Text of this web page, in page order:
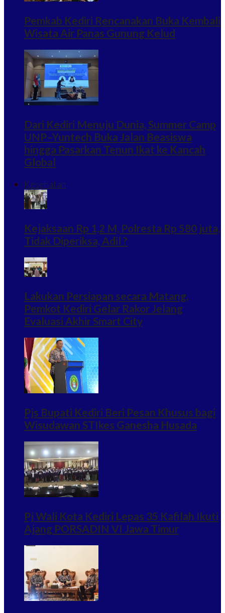
Pemkab Kediri Rencanakan Buka Kembali
Wisata Air Panas Gunung Kelud
Dari Kediri Menuju Dunia, Summer Camp
UNP–Yuntech Buka Jalan Beasiswa
hingga Pasarkan Tenun Ikat ke Kancah
Global
Kesehatan
Kejaksaan Rp 1,2 M, Polresta Rp 580 juta,
Tidak Diperiksa, Adil ?
Lakukan Persiapan secara Matang,
Pemkot Kediri Gelar Rakor Jelang
Evaluasi Akhir Smart City
Pjs Bupati Kediri Beri Pesan Khusus bagi
Wisudawan STIkes Ganesha Husada
Pj Wali Kota Kediri Lepas 35 Kafilah Ikuti
Ajang PORSADIN VI Jawa Timur